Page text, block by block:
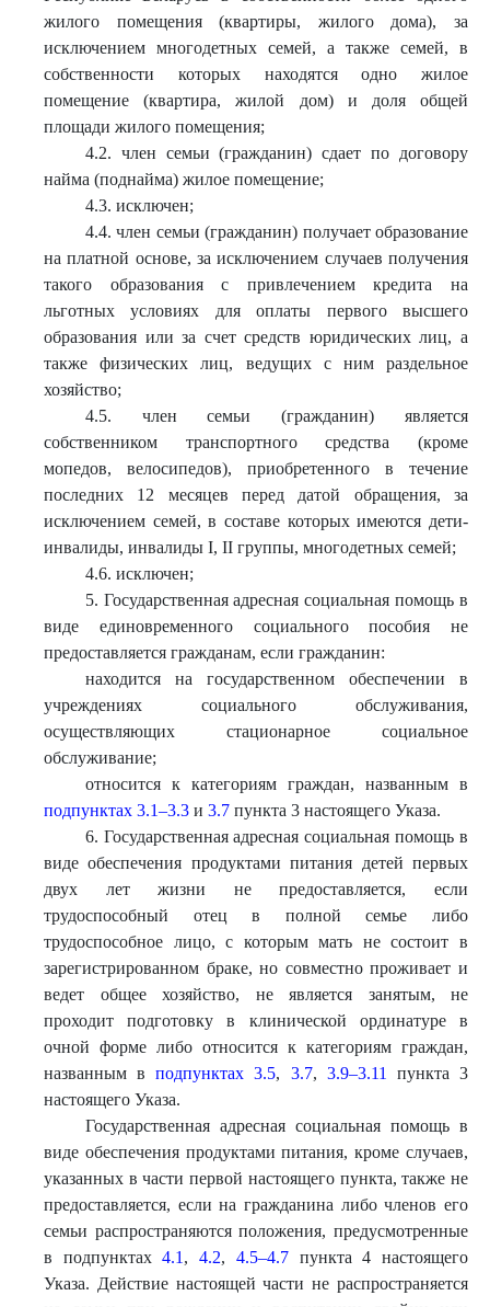
жилого помещения (квартиры, жилого дома), за
исключением многодетных семей, а также семей, в
собственности которых находятся одно жилое
помещение (квартира, жилой дом) и доля общей
площади жилого помещения;
4.2. член семьи (гражданин) сдает по договору
найма (поднайма) жилое помещение;
4.3. исключен;
4.4. член семьи (гражданин) получает образование
на платной основе, за исключением случаев получения
такого образования с привлечением кредита на
льготных условиях для оплаты первого высшего
образования или за счет средств юридических лиц, а
также физических лиц, ведущих с ним раздельное
хозяйство;
4.5. член семьи (гражданин) является
собственником транспортного средства (кроме
мопедов, велосипедов), приобретенного в течение
последних 12 месяцев перед датой обращения, за
исключением семей, в составе которых имеются дети-
инвалиды, инвалиды I, II группы, многодетных семей;
4.6. исключен;
5. Государственная адресная социальная помощь в
виде единовременного социального пособия не
предоставляется гражданам, если гражданин:
находится на государственном обеспечении в
учреждениях социального обслуживания,
осуществляющих стационарное социальное
обслуживание;
относится к категориям граждан, названным в
подпунктах 3.1–3.3 и 3.7 пункта 3 настоящего Указа.
6. Государственная адресная социальная помощь в
виде обеспечения продуктами питания детей первых
двух лет жизни не предоставляется, если
трудоспособный отец в полной семье либо
трудоспособное лицо, с которым мать не состоит в
зарегистрированном браке, но совместно проживает и
ведет общее хозяйство, не является занятым, не
проходит подготовку в клинической ординатуре в
очной форме либо относится к категориям граждан,
названным вподпунктах 3.5, 3.7, 3.9–3.11
пункта 3
настоящего Указа.
Государственная адресная социальная помощь в
виде обеспечения продуктами питания, кроме случаев,
указанных в части первой настоящего пункта, также не
предоставляется, если на гражданина либо членов его
семьи распространяются положения, предусмотренные
в подпунктах4.1 ,4.2, 4.5–4.7пункта 4 настоящего
Указа. Действие настоящей части не распространяется